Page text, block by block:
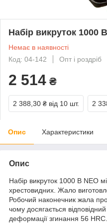
Набір викруток 1000
Немає в наявності
Код: 04-142
Опт і роздріб
2 514 ₴
2 388,30 ₴ від 10 шт. 2
Опис Характеристики
Опис
Набір викруток 1000 В NEO
хрестовидних. Жало
Робочий наконечник жала
чому досягається відповідний
деформації згинання 56